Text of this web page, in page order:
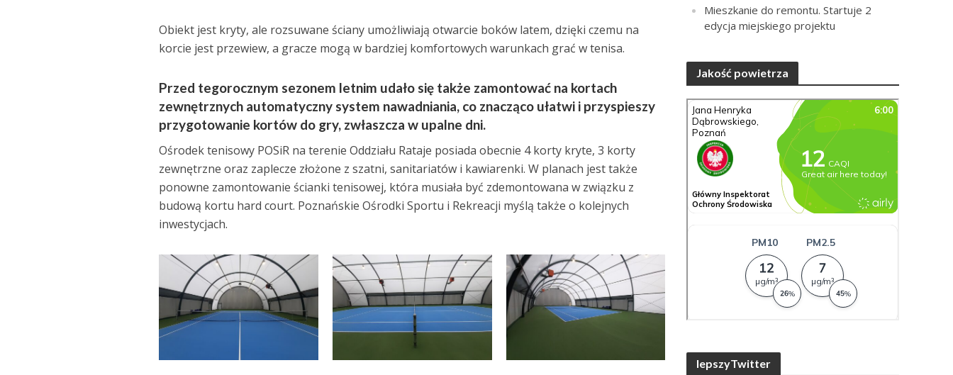
Obiekt jest kryty, ale rozsuwane ściany umożliwiają otwarcie boków latem, dzięki czemu na
korcie jest przewiew, a gracze mogą w bardziej komfortowych warunkach grać w tenisa.
Przed tegorocznym sezonem letnim udało się także zamontować na kortach
zewnętrznych automatyczny system nawadniania, co znacząco ułatwi i przyspieszy
przygotowanie kortów do gry, zwłaszcza w upalne dni.
Ośrodek tenisowy POSiR na terenie Oddziału Rataje posiada obecnie 4 korty kryte, 3 korty
zewnętrzne oraz zaplecze złożone z szatni, sanitariatów i kawiarenki. W planach jest także
ponowne zamontowanie ścianki tenisowej, która musiała być zdemontowana w związku z
budową kortu hard court. Poznańskie Ośrodki Sportu i Rekreacji myślą także o kolejnych
inwestycjach.
Mieszkanie do remontu. Startuje 2
edycja miejskiego projektu
Jakość powietrza
lepszyTwitter